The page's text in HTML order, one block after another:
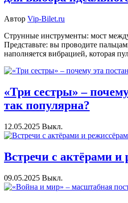
Автор Vip-Bilet.ru
Струнные инструменты: мост
Представьте: вы проводите
наполняется вибрацией, которая
«Три сестры» –
так популярна?
12.05.2025 Выкл.
Встречи с актёрами и
09.05.2025 Выкл.